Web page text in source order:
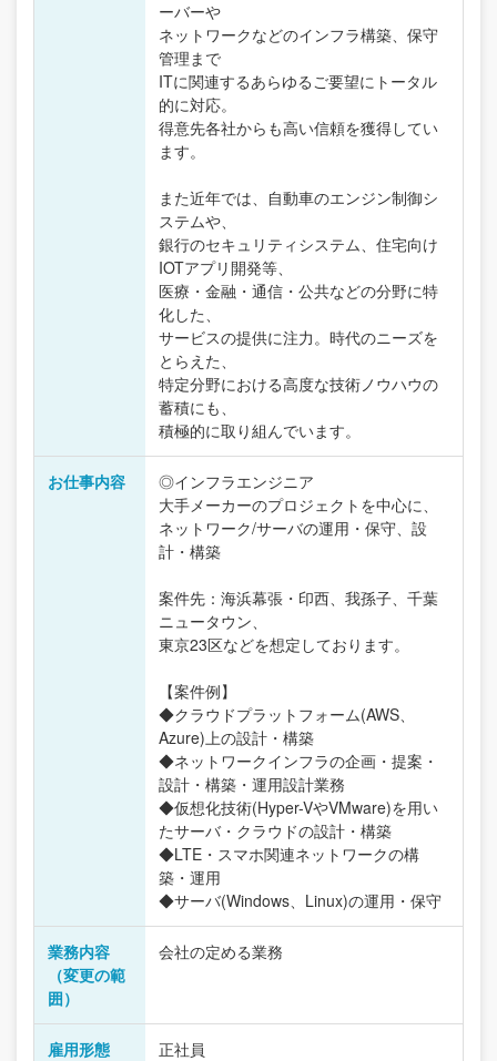
ーバーや
ネットワークなどのインフラ構築、保守
管理まで
ITに関連するあらゆるご要望にトータル
的に対応。
得意先各社からも高い信頼を獲得してい
ます。
また近年では、自動車のエンジン制御シ
ステムや、
銀行のセキュリティシステム、住宅向け
IOTアプリ開発等、
医療・金融・通信・公共などの分野に特
化した、
サービスの提供に注力。時代のニーズを
とらえた、
特定分野における高度な技術ノウハウの
蓄積にも、
積極的に取り組んでいます。
お仕事内容
◎インフラエンジニア
大手メーカーのプロジェクトを中心に、
ネットワーク/サーバの運用・保守、設
計・構築
案件先：海浜幕張・印西、我孫子、千葉
ニュータウン、
東京23区などを想定しております。
【案件例】
◆クラウドプラットフォーム(AWS、
Azure)上の設計・構築
◆ネットワークインフラの企画・提案・
設計・構築・運用設計業務
◆仮想化技術(Hyper-VやVMware)を用い
たサーバ・クラウドの設計・構築
◆LTE・スマホ関連ネットワークの構
築・運用
◆サーバ(Windows、Linux)の運用・保守
業務内容
（変更の範
囲）
会社の定める業務
雇用形態 正社員